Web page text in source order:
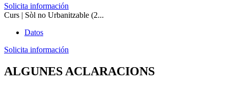
Solicita información
Curs | Sòl no Urbanitzable (2...
Datos
Solicita información
ALGUNES ACLARACIONS